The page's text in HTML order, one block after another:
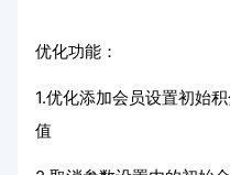
优化功能：
1.优化添加会员设置初始
值